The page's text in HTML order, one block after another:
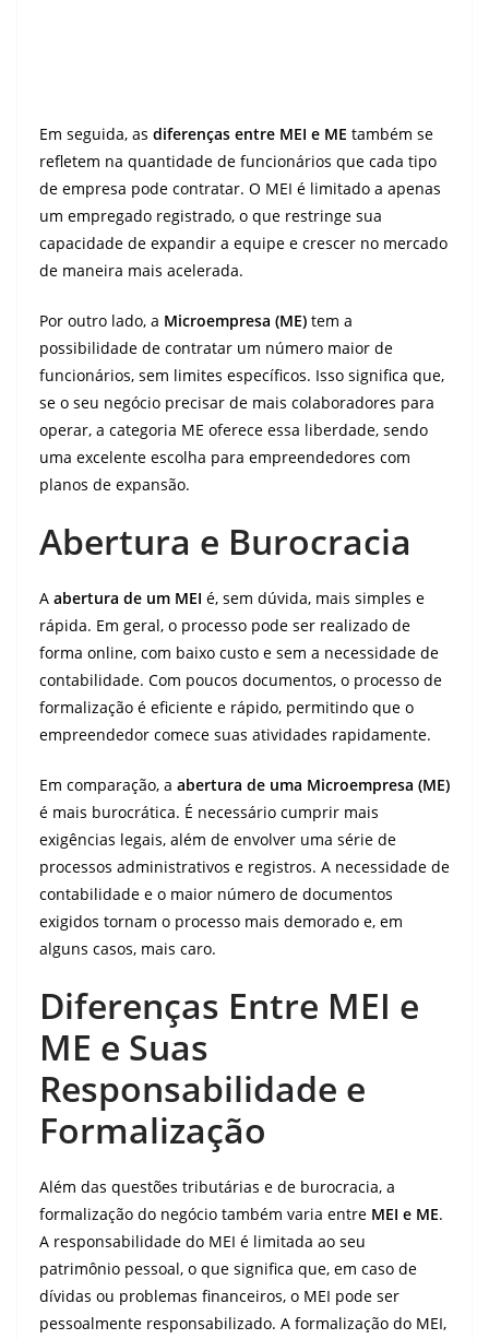
Em seguida, as diferenças entre MEI e ME também se
refletem na quantidade de funcionários que cada tipo
de empresa pode contratar. O MEI é limitado a apenas
um empregado registrado, o que restringe sua
capacidade de expandir a equipe e crescer no mercado
de maneira mais acelerada.
Por outro lado, a Microempresa (ME) tem a
possibilidade de contratar um número maior de
funcionários, sem limites específicos. Isso significa que,
se o seu negócio precisar de mais colaboradores para
operar, a categoria ME oferece essa liberdade, sendo
uma excelente escolha para empreendedores com
planos de expansão.
Abertura e Burocracia
A abertura de um MEI é, sem dúvida, mais simples e
rápida. Em geral, o processo pode ser realizado de
forma online, com baixo custo e sem a necessidade de
contabilidade. Com poucos documentos, o processo de
formalização é eficiente e rápido, permitindo que o
empreendedor comece suas atividades rapidamente.
Em comparação, a abertura de uma Microempresa (ME)
é mais burocrática. É necessário cumprir mais
exigências legais, além de envolver uma série de
processos administrativos e registros. A necessidade de
contabilidade e o maior número de documentos
exigidos tornam o processo mais demorado e, em
alguns casos, mais caro.
Diferenças Entre MEI e
ME e Suas
Responsabilidade e
Formalização
Além das questões tributárias e de burocracia, a
formalização do negócio também varia entre MEI e ME.
A responsabilidade do MEI é limitada ao seu
patrimônio pessoal, o que significa que, em caso de
dívidas ou problemas financeiros, o MEI pode ser
pessoalmente responsabilizado. A formalização do MEI,